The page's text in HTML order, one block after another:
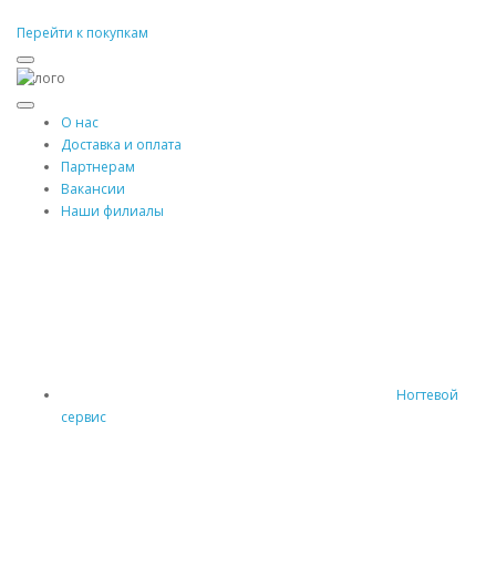
Перейти к покупкам
О нас
Доставка и оплата
Партнерам
Вакансии
Наши филиалы
Ногтевой
сервис